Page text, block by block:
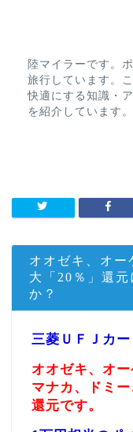
陸マイラーです。
旅行しています。
快適にする知識・
を紹介しています。
オオゼキ、オー
大「20％」還
か？
三菱ＵＦＪカー
オオゼキ、オ
マナカ、ドミ
還元です。